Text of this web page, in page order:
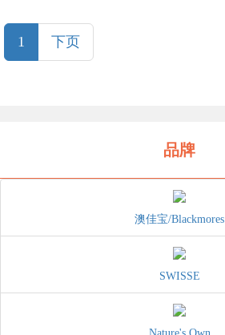
1 (current)
下页
品牌
澳佳宝/Blackmores
SWISSE